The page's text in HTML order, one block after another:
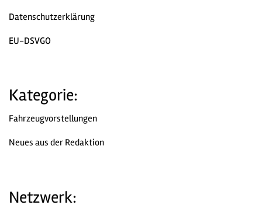
Datenschutzerklärung
EU-DSVGO
Kategorie:
Fahrzeugvorstellungen
Neues aus der Redaktion
Netzwerk: